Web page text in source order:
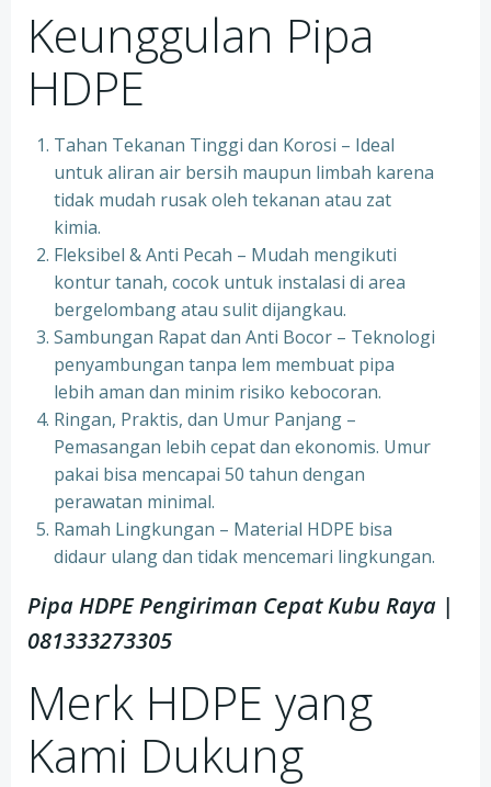
Keunggulan Pipa
HDPE
Tahan Tekanan Tinggi dan Korosi – Ideal
untuk aliran air bersih maupun limbah karena
tidak mudah rusak oleh tekanan atau zat
kimia.
Fleksibel & Anti Pecah – Mudah mengikuti
kontur tanah, cocok untuk instalasi di area
bergelombang atau sulit dijangkau.
Sambungan Rapat dan Anti Bocor – Teknologi
penyambungan tanpa lem membuat pipa
lebih aman dan minim risiko kebocoran.
Ringan, Praktis, dan Umur Panjang –
Pemasangan lebih cepat dan ekonomis. Umur
pakai bisa mencapai 50 tahun dengan
perawatan minimal.
Ramah Lingkungan – Material HDPE bisa
didaur ulang dan tidak mencemari lingkungan.
Pipa HDPE Pengiriman Cepat Kubu Raya |
081333273305
Merk HDPE yang
Kami Dukung